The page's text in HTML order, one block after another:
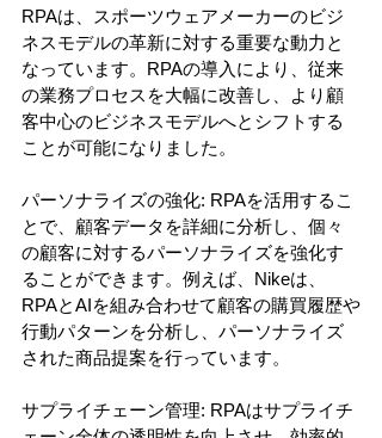
RPAは、スポーツウェアメーカーのビジ
ネスモデルの革新に対する重要な動力と
なっています。RPAの導入により、従来
の業務プロセスを大幅に改善し、より顧
客中心のビジネスモデルへとシフトする
ことが可能になりました。
パーソナライズの強化: RPAを活用するこ
とで、顧客データを詳細に分析し、個々
の顧客に対するパーソナライズを強化す
ることができます。例えば、Nikeは、
RPAとAIを組み合わせて顧客の購買履歴や
行動パターンを分析し、パーソナライズ
された商品提案を行っています。
サプライチェーン管理: RPAはサプライチ